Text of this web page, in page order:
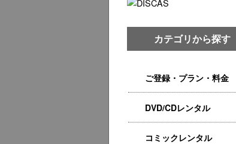
カテゴリから探す
ご登録・プラン・料金
DVD/CDレンタル
コミックレンタル